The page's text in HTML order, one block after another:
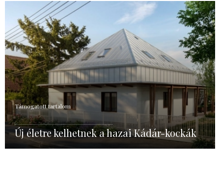
Támogatott tartalom
Új életre kelhetnek a hazai Kádár-kockák